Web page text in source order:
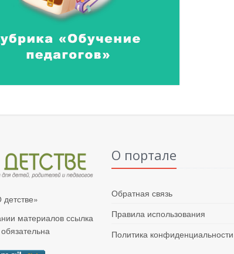
материалов ссылка
обязательна
О портале
Обратная связь
Правила использования
Политика конфиденциальности